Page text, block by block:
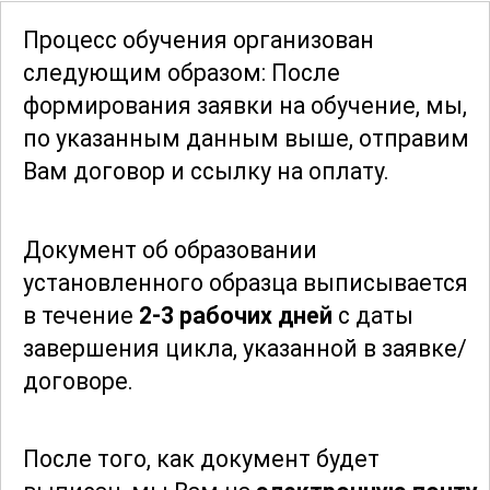
Участники получат представление о
наиболее эффективных методах
работы с современными материалами
и инструментами. Знания, полученные
в ходе курса, помогут
совершенствовать свои навыки и
профессии наклейщика заготовок.
Важным аспектом является также
развитие навыков решения
нестандартных задач и повышения
производительности труда.
Таким образом, данный курс
Процесс обучения организован
следующим образом: После
формирования заявки на обучение, мы,
по указанным данным выше, отправим
Вам договор и ссылку на оплату.
Документ об образовании
установленного образца выписывается
в течение 2-3 рабочих дней с даты
завершения цикла, указанной в заявке/
договоре.
После того, как документ будет